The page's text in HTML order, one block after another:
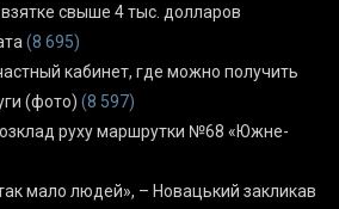
свыше 4 тыс. долларов
(8 695)
кабинет, где можно получить
(фото) (8 597)
руху маршрутки №68 «Южне-
мало людей», – Новацький закликав